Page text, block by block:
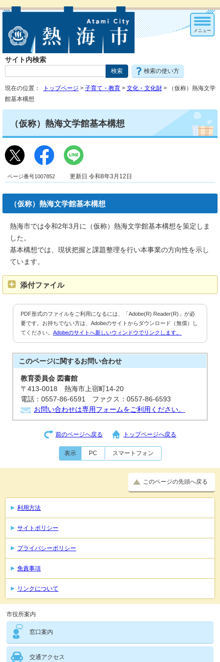
サイト内検索
検索の使い方
メニュー
現在の位置： トップページ > 子育て・教育 > 文化・文化財 > （仮称）熱海文学
館基本構想
（仮称）熱海文学館基本構想
ページ番号1007852 更新日 令和8年3月12日
（仮称）熱海文学館基本構想
熱海市では令和2年3月に（仮称）熱海文学館基本構想を策定しま
した。
基本構想では、現状把握と課題整理を行い本事業の方向性を示し
ています。
添付ファイル
PDF形式のファイルをご利用になるには、「Adobe(R) Reader(R)」が必
要です。お持ちでない方は、Adobeのサイトからダウンロード（無償）し
てください。 Adobeのサイトへ新しいウィンドウでリンクします。
このページに関するお問い合わせ
教育委員会 図書館
〒413-0018 熱海市上宿町14-20
電話：0557-86-6591 ファクス：0557-86-6593
お問い合わせは専用フォームをご利用ください。
前のページへ戻る トップページへ戻る
表示 PC スマートフォン
このページの先頭へ戻る
利用方法
サイトポリシー
プライバシーポリシー
免責事項
リンクについて
市役所案内
窓口案内
交通アクセス